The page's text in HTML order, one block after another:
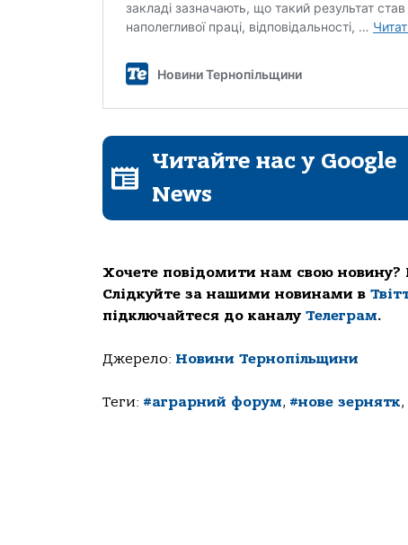
Читайте нас у Google
News
Хочете повідомити нам свою новину?
Слідкуйте за нашими новинами в
підключайтеся до каналу Телеграм.
Джерело: Новини Тернопільщини
Теги: #аграрний форум, #нове зернятк,